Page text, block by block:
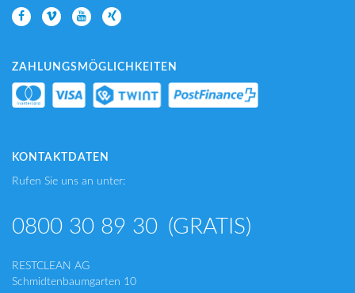
ZAHLUNGSMÖGLICHKEITEN
KONTAKTDATEN
Rufen Sie uns an unter:
0800 30 89 30 (GRATIS)
RESTCLEAN AG
Schmidtenbaumgarten 10